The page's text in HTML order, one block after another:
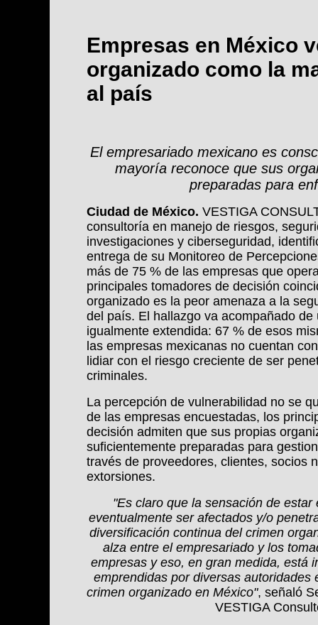
Empresas en México
organizado como la
al país
El empresariado mexicano es
mayoría reconoce que sus
preparadas para
Ciudad de México. VESTIGA
consultoría en manejo de riesgos,
investigaciones y ciberseguridad,
entrega de su Monitoreo de
más de 75 % de las empresas que
principales tomadores de decisión
organizado es la peor amenaza a la
del país. El hallazgo va acompañado de
igualmente extendida: 67 % de esos
las empresas mexicanas no cuentan
lidiar con el riesgo creciente de ser
criminales.
La percepción de vulnerabilidad no se
de las empresas encuestadas, los
decisión admiten que sus propias
suficientemente preparadas para
través de proveedores, clientes, socios
extorsiones.
"Es claro que la sensación de
eventualmente ser afectados y/o
diversificación continua del crimen
alza entre el empresariado y los
empresas y eso, en gran medida, está
emprendidas por diversas autoridades
crimen organizado en México", señaló
VESTIGA